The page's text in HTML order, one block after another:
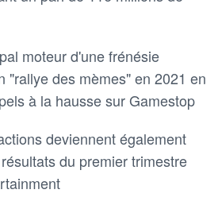
moteur d'une frénésie
"rallye des mèmes" en 2021 en
à la hausse sur Gamestop
deviennent également
du premier trimestre